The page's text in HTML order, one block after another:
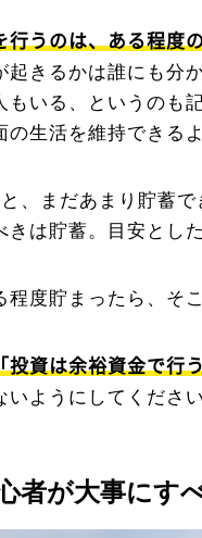
行うのは、ある程度
起きるかは誰にも分
もいる、というのも
の生活を維持できる
、まだあまり貯蓄
きは貯蓄。目安とし
程度貯まったら、そ
投資は余裕資金で行
いようにしてください
者が大事にす